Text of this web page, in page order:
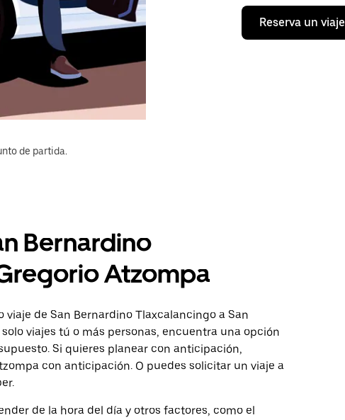
Reserva un viaje
de partida.
Bernardino
Atzompa
de San Bernardino Tlaxcalancingo a San
viajes tú o más personas, encuentra una opción
Si quieres planear con anticipación,
con anticipación. O puedes solicitar un viaje a
de la hora del día y otros factores, como el